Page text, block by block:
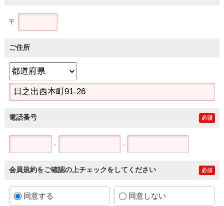
〒
ご住所
電話番号 必須
- -
会員規約をご確認の上チェックをしてください 必須
同意する 同意しない